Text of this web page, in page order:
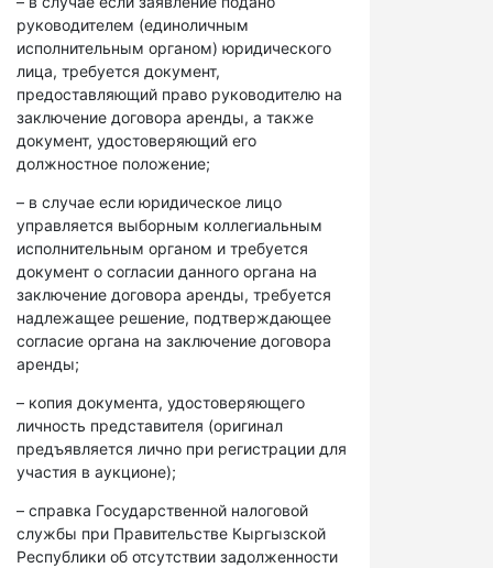
руководителем (единоличным
исполнительным органом) юридического
лица, требуется документ,
предоставляющий право руководителю на
заключение договора аренды, а также
документ, удостоверяющий его
должностное положение;
– в случае если юридическое лицо
управляется выборным коллегиальным
исполнительным органом и требуется
документ о согласии данного органа на
заключение договора аренды, требуется
надлежащее решение, подтверждающее
согласие органа на заключение договора
аренды;
– копия документа, удостоверяющего
личность представителя (оригинал
предъявляется лично при регистрации для
участия в аукционе);
– справка Государственной налоговой
службы при Правительстве Кыргызской
Республики об отсутствии задолженности